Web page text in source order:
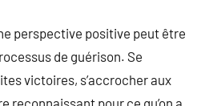
perspective positive peut être
de guérison. Se
victoires, s’accrocher aux
reconnaissant pour ce qu’on a